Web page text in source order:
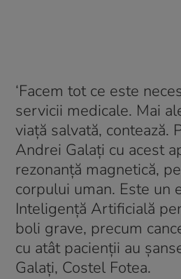
‘Facem tot ce este
servicii medicale. Mai
viaţă salvată, contează.
Andrei Galaţi cu acest
rezonanţă magnetică,
corpului uman. Este un
Inteligenţă Artificială
boli grave, precum
cu atât pacienţii au
Galaţi, Costel Fotea.